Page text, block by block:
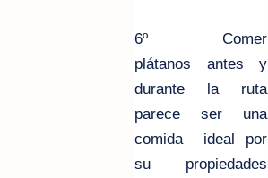
6º Comer
plátanos antes y
durante la ruta
parece ser una
comida ideal por
su propiedades